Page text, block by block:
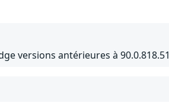
versions antérieures à 90.0.818.51